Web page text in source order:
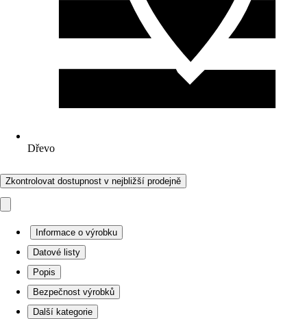
Dřevo
Zkontrolovat dostupnost v nejbližší prodejně
Informace o výrobku
Datové listy
Popis
Bezpečnost výrobků
Další kategorie